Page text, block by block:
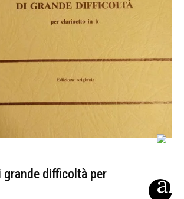
grande difficoltà per